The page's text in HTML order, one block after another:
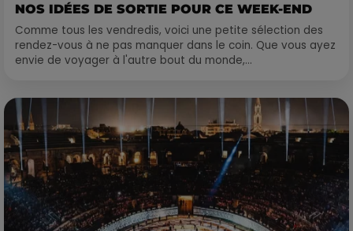
NOS IDÉES DE SORTIE POUR CE WEEK-END
Comme tous les vendredis, voici une petite sélection des
rendez-vous à ne pas manquer dans le coin. Que vous ayez
envie de voyager à l'autre bout du monde,...